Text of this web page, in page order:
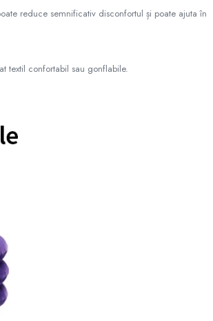
reduce semnificativ disconfortul și poate ajuta în
textil confortabil sau gonflabile.